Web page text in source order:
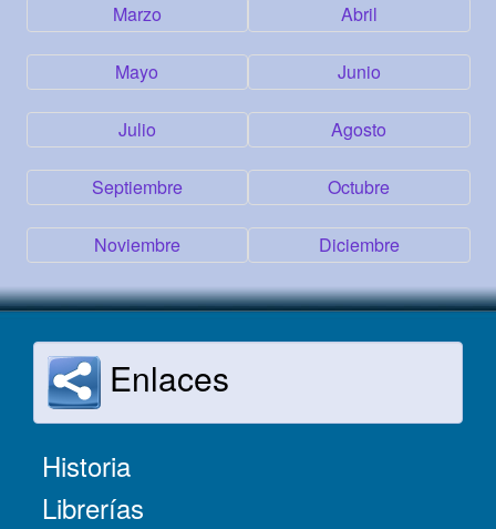
Marzo Abril
Mayo Junio
Julio Agosto
Septiembre Octubre
Noviembre Diciembre
Enlaces
Historia
Librerías